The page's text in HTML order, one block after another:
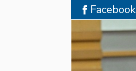
Facebook